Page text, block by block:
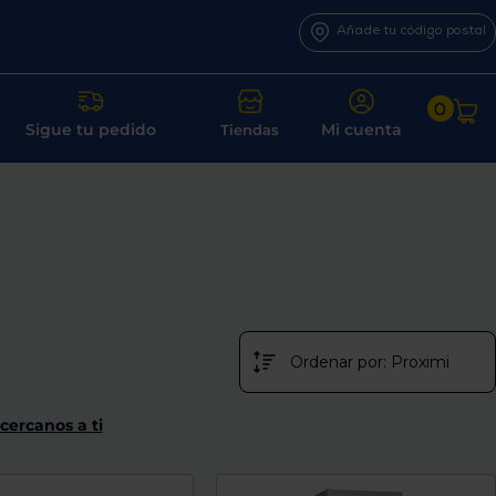
Añade tu código postal
Sigue tu pedido Tiendas Mi cuenta
0
a ti